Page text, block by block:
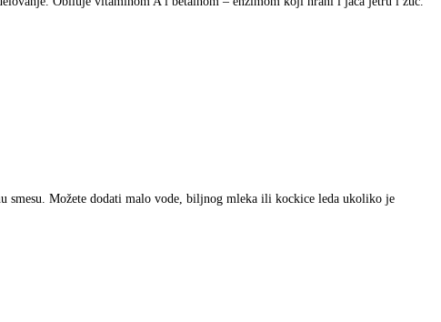
smesu. Možete dodati malo vode, biljnog mleka ili kockice leda ukoliko je